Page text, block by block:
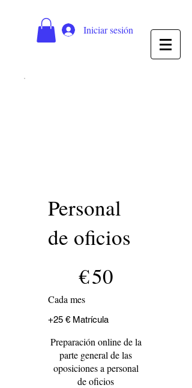
Iniciar sesión
Personal
de oficios
€50
Cada mes
+25 € Matrícula
Preparación online de la
parte general de las
oposiciones a personal
de oficios